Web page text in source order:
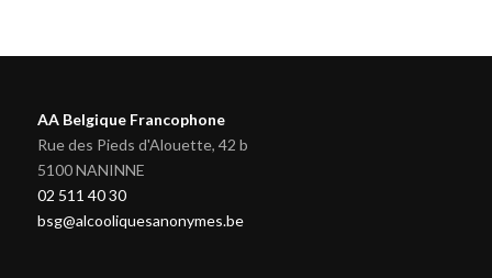
AA Belgique Francophone
Rue des Pieds d'Alouette, 42 b
5100 NANINNE
02 511 40 30
bsg@alcooliquesanonymes.be